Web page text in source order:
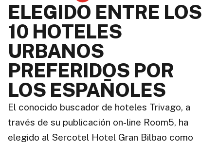
ELEGIDO ENTRE LOS
10 HOTELES
URBANOS
PREFERIDOS POR
LOS ESPAÑOLES
El conocido buscador de hoteles Trivago, a
través de su publicación on-line Room5, ha
elegido al Sercotel Hotel Gran Bilbao como